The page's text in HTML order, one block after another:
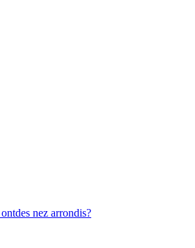
nez arrondis?